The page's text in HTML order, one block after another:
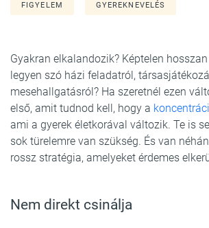
FIGYELEM GYEREKNEVELÉS
Gyakran elkalandozik? Képtelen
legyen szó házi feladatról,
mesehallgatásról? Ha szeretnél ezen
első, amit tudnod kell, hogy a
ami a gyerek életkorával változik. Te is
sok türelemre van szükség. És van
rossz stratégia, amelyeket érdemes
Nem direkt csinálja